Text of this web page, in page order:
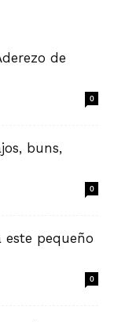
de
0
buns,
0
este pequeño
0